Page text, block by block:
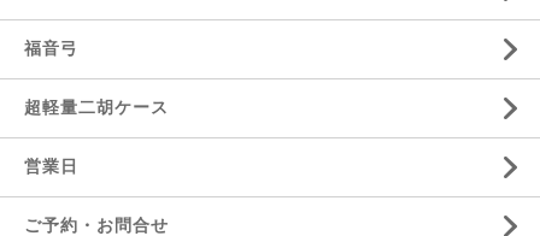
福音弓
超軽量二胡ケース
営業日
ご予約・お問合せ